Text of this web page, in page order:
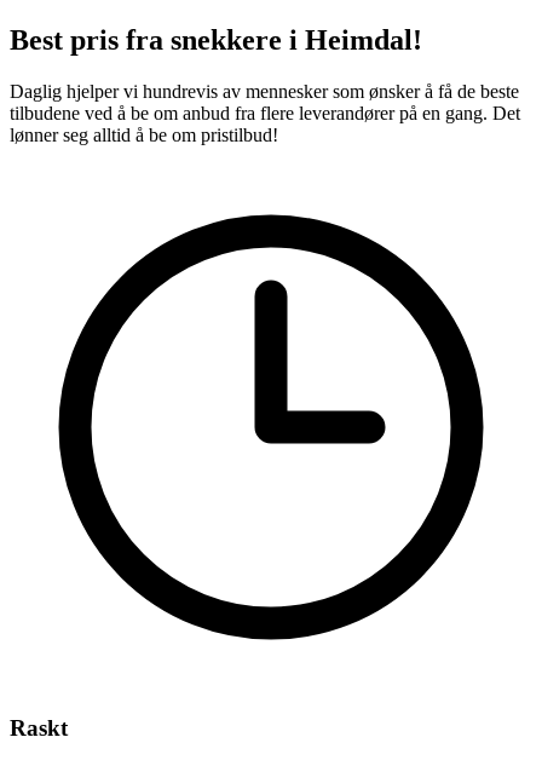
Best pris fra snekkere i Heimdal!
Daglig hjelper vi hundrevis av mennesker som ønsker å få de beste
tilbudene ved å be om anbud fra flere leverandører på en gang. Det
lønner seg alltid å be om pristilbud!
Raskt